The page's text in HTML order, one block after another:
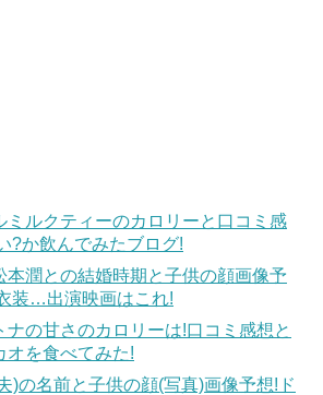
ミルクティーのカロリーと口コミ感
?か飲んでみたブログ!
本潤との結婚時期と子供の顔画像予
装…出演映画はこれ!
ナの甘さのカロリーは!口コミ感想と
オを食べてみた!
)の名前と子供の顔(写真)画像予想!ド